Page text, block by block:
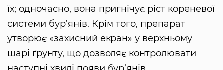
їх; одночасно, вона пригнічує ріст кореневої
системи бур’янів. Крім того, препарат
утворює «захисний екран» у верхньому
шарі ґрунту, що дозволяє контролювати